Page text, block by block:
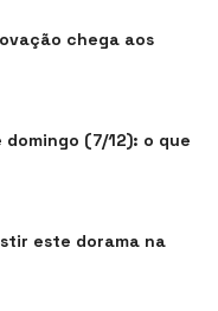
chega aos
domingo (7/12): o que
este dorama na